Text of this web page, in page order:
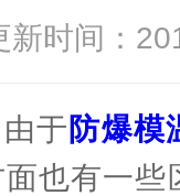
新时间：
于 防爆模
也有一些